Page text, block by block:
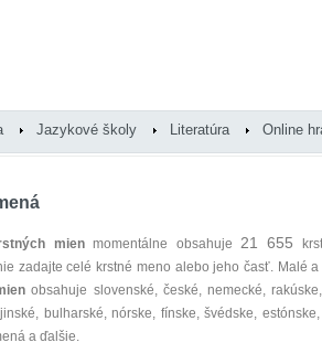
Jazykové školy Literatúra Online
mienmomentálne obsahuje 21 655
zadajte celé krstné meno alebo jeho časť. Malé
obsahuje slovenské, české, nemecké,
bulharské, nórske, fínske, švédske,
a ďalšie.